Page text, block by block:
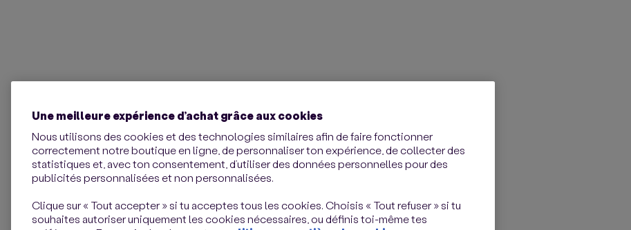
Une meilleure expérience d’achat grâce aux cookies
Nous utilisons des cookies et des technologies similaires afin de faire fonctionner
correctement notre boutique en ligne, de personnaliser ton expérience, de collecter des
statistiques et, avec ton consentement, d’utiliser des données personnelles pour des
publicités personnalisées et non personnalisées.
Clique sur « Tout accepter » si tu acceptes tous les cookies. Choisis « Tout refuser » si tu
souhaites autoriser uniquement les cookies nécessaires, ou définis toi-même tes